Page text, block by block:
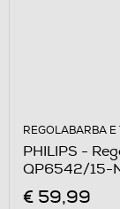
REGOLABARBA E
PHILIPS -
QP6542/15-
€ 59,99